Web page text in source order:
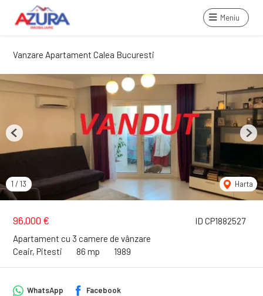
Meniu
Vanzare Apartament Calea Bucuresti
ID CP1882527
96,000 €
Apartament cu 3 camere de vânzare
Ceair, Pitesti
86 mp 1989
1 / 13 Harta
Previous Next
WhatsApp Facebook